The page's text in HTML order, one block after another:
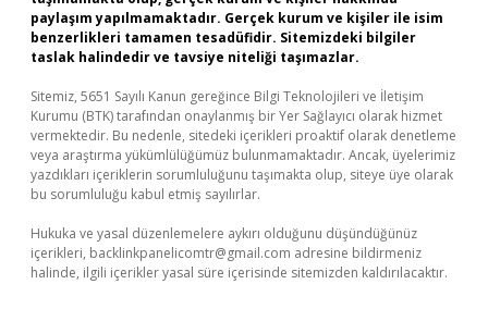
paylaşım yapılmamaktadır. Gerçek kurum ve kişiler ile isim
benzerlikleri tamamen tesadüfidir. Sitemizdeki bilgiler
taslak halindedir ve tavsiye niteliği taşımazlar.
Sitemiz, 5651 Sayılı Kanun gereğince Bilgi Teknolojileri ve İletişim
Kurumu (BTK) tarafından onaylanmış bir Yer Sağlayıcı olarak hizmet
vermektedir. Bu nedenle, sitedeki içerikleri proaktif olarak denetleme
veya araştırma yükümlülüğümüz bulunmamaktadır. Ancak, üyelerimiz
yazdıkları içeriklerin sorumluluğunu taşımakta olup, siteye üye olarak
bu sorumluluğu kabul etmiş sayılırlar.
Hukuka ve yasal düzenlemelere aykırı olduğunu düşündüğünüz
içerikleri, backlinkpanelicomtr@gmail.com adresine bildirmeniz
halinde, ilgili içerikler yasal süre içerisinde sitemizden kaldırılacaktır.